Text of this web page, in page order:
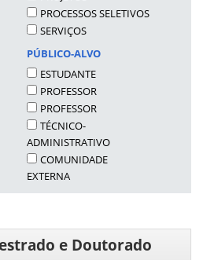
PROCESSOS SELETIVOS
SERVIÇOS
PÚBLICO-ALVO
ESTUDANTE
PROFESSOR
PROFESSOR
TÉCNICO-
ADMINISTRATIVO
COMUNIDADE
EXTERNA
e Doutorado